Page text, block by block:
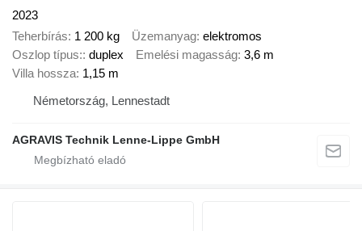
2023
Teherbírás 1 200 kg Üzemanyag elektromos
Oszlop típus: duplex Emelési magasság 3,6 m
Villa hossza 1,15 m
Németország, Lennestadt
AGRAVIS Technik Lenne-Lippe GmbH